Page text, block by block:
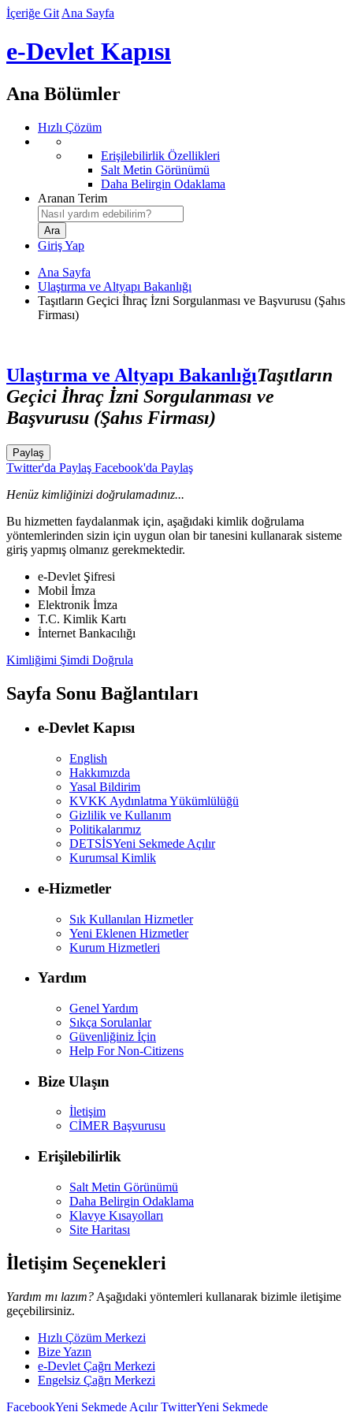
İçeriğe Git Ana Sayfa
e-Devlet Kapısı
Ana Bölümler
Hızlı Çözüm
Erişilebilirlik Özellikleri
Salt Metin Görünümü
Daha Belirgin Odaklama
Aranan Terim
Giriş Yap
Ana Sayfa
Ulaştırma ve Altyapı Bakanlığı
Taşıtların Geçici İhraç İzni Sorgulanması ve Başvurusu (Şahıs
Firması)
Ulaştırma ve Altyapı BakanlığıTaşıtların
Geçici İhraç İzni Sorgulanması ve
Başvurusu (Şahıs Firması)
Paylaş
Twitter'da Paylaş Facebook'da Paylaş
Henüz kimliğinizi doğrulamadınız...
Bu hizmetten faydalanmak için, aşağıdaki kimlik doğrulama
yöntemlerinden sizin için uygun olan bir tanesini kullanarak sisteme
giriş yapmış olmanız gerekmektedir.
e-Devlet Şifresi
Mobil İmza
Elektronik İmza
T.C. Kimlik Kartı
İnternet Bankacılığı
Kimliğimi Şimdi Doğrula
Sayfa Sonu Bağlantıları
e-Devlet Kapısı
English
Hakkımızda
Yasal Bildirim
KVKK Aydınlatma Yükümlülüğü
Gizlilik ve Kullanım
Politikalarımız
DETSİSYeni Sekmede Açılır
Kurumsal Kimlik
e-Hizmetler
Sık Kullanılan Hizmetler
Yeni Eklenen Hizmetler
Kurum Hizmetleri
Yardım
Genel Yardım
Sıkça Sorulanlar
Güvenliğiniz İçin
Help For Non-Citizens
Bize Ulaşın
İletişim
CİMER Başvurusu
Erişilebilirlik
Salt Metin Görünümü
Daha Belirgin Odaklama
Klavye Kısayolları
Site Haritası
İletişim Seçenekleri
Yardım mı lazım? Aşağıdaki yöntemleri kullanarak bizimle iletişime
geçebilirsiniz.
Hızlı Çözüm Merkezi
Bize Yazın
e-Devlet Çağrı Merkezi
Engelsiz Çağrı Merkezi
FacebookYeni Sekmede AçılırTwitterYeni Sekmede